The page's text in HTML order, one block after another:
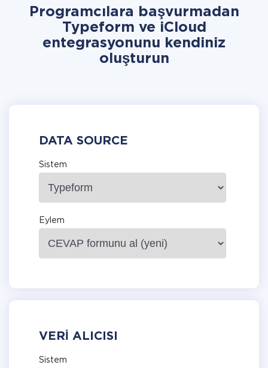
Programcılara başvurmadan
Typeform ve iCloud
entegrasyonunu kendiniz
oluşturun
DATA SOURCE
Sistem
Eylem
VERI ALICISI
Sistem